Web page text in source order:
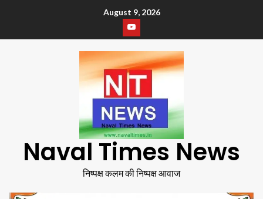
August 9, 2026
Naval Times News
निष्पक्ष कलम की निष्पक्ष आवाज